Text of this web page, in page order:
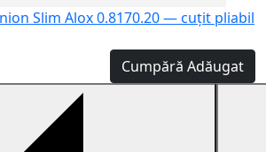
Slim Alox 0.8170.20 — cuțit pliabil
Cumpără Adăugat